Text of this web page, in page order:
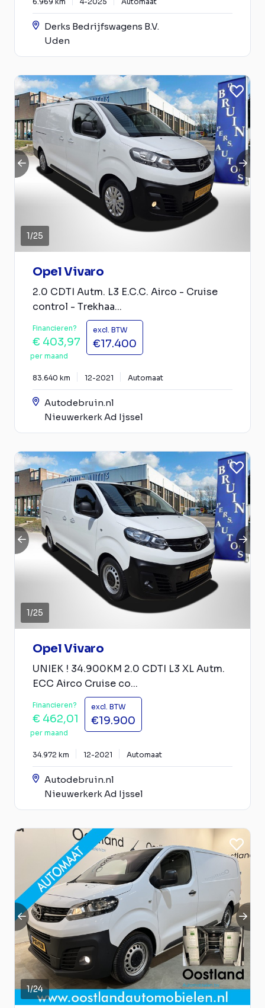
Derks Bedrijfswagens B.V.
Uden
1/25
Opel Vivaro
2.0 CDTI Autm. L3 E.C.C. Airco - Cruise
control - Trekhaa...
Financieren?
€ 403,97
per maand
excl. BTW
€17.400
83.640 km 12-2021 Automaat
Autodebruin.nl
Nieuwerkerk Ad Ijssel
1/25
Opel Vivaro
UNIEK ! 34.900KM 2.0 CDTI L3 XL Autm.
ECC Airco Cruise co...
Financieren?
€ 462,01
per maand
excl. BTW
€19.900
34.972 km 12-2021 Automaat
Autodebruin.nl
Nieuwerkerk Ad Ijssel
1/24